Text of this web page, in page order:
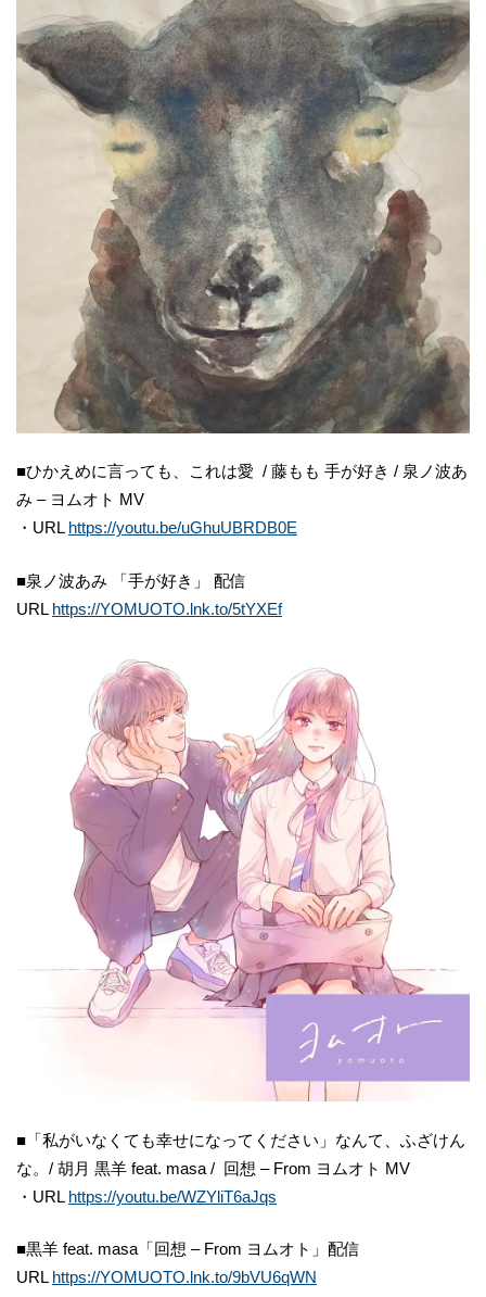
■ひかえめに言っても、これは愛 / 藤もも 手が好き / 泉ノ波あ
み – ヨムオト MV
・URL https://youtu.be/uGhuUBRDB0E
■泉ノ波あみ 「手が好き」 配信
URL https://YOMUOTO.lnk.to/5tYXEf
■「私がいなくても幸せになってください」なんて、ふざけん
な。/ 胡月 黒羊 feat. masa / 回想 – From ヨムオト MV
・URL https://youtu.be/WZYliT6aJqs
■黒羊 feat. masa「回想 – From ヨムオト」配信
URL https://YOMUOTO.lnk.to/9bVU6qWN